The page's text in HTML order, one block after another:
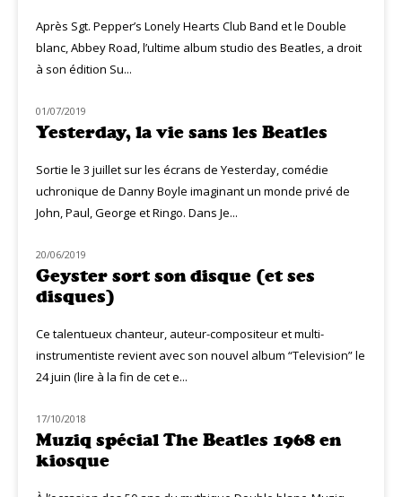
Après Sgt. Pepper’s Lonely Hearts Club Band et le Double
blanc, Abbey Road, l’ultime album studio des Beatles, a droit
à son édition Su...
CINÉ MUZIQ
01/07/2019
Yesterday, la vie sans les Beatles
Sortie le 3 juillet sur les écrans de Yesterday, comédie
uchronique de Danny Boyle imaginant un monde privé de
John, Paul, George et Ringo. Dans Je...
NOUVEAUTÉS
20/06/2019
Geyster sort son disque (et ses
disques)
Ce talentueux chanteur, auteur-compositeur et multi-
instrumentiste revient avec son nouvel album “Television” le
24 juin (lire à la fin de cet e...
MUZIQ NEWS
17/10/2018
Muziq spécial The Beatles 1968 en
kiosque